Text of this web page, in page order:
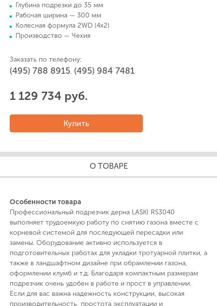
Глубина подрезки до 35 мм
Рабочая ширина — 300 мм
Колесная формула 2WD (4x2)
Производство — Чехия
Заказать по телефону:
(495) 788 8915, (495) 984 7481
1 129 734 руб.
Купить
О ТОВАРЕ
Особенности товара
Профессиональный подрезчик дерна LASKI RS3040
выполняет трудоемкую работу по снятию газона вместе с
корневой системой для последующей пересадки или
замены. Оборудование активно используется в
подготовительных работах для укладки тротуарной плитки, а
также в ландшафтном дизайне при обрамлении газона,
оформлении клумб и т.д. Благодаря компактным размерам
подрезчик очень удобен в работе и прост в управлении.
Если для вас важна надежность конструкции, высокая
производительность, простота эксплуатации и